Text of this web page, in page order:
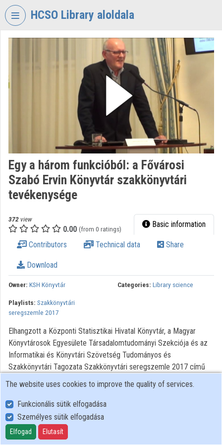
Skip header
HCSO Library aloldala
CENTRAL
Organization discovery
Categories
Organization playlists
Organizations
Contributors
Egy a három funkcióból: a Fővárosi
Szabó Ervin Könyvtár szakkönyvtári
tevékenysége
372 view
0.00 (from 0 ratings) Basic information
Contributors Technical data Share
Download
Owner: KSH Könyvtár Categories: Library science
Playlists: Szakkönyvtári
seregszemle 2017
Elhangzott a Központi Statisztikai Hivatal Könyvtár, a Magyar
Könyvtárosok Egyesülete Társadalomtudományi Szekciója és az
Informatikai és Könyvtári Szövetség Tudományos és
Szakkönyvtári Tagozata Szakkönyvtári seregszemle 2017 című
konferenciáján 2017. március 21-én.
Minden jog fenntartva.
User Policy
Adatkezelési tájékoztató (en)
The website uses cookies to improve the quality of services.
Funkcionális sütik elfogadása
Személyes sütik elfogadása
Elfogad Elutasít